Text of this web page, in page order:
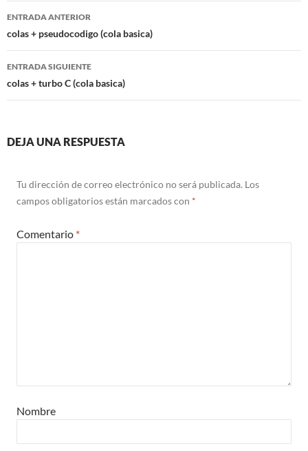
Navegación
de
entradas
ENTRADA ANTERIOR
colas + pseudocodigo (cola basica)
ENTRADA SIGUIENTE
colas + turbo C (cola basica)
DEJA UNA RESPUESTA
Tu dirección de correo electrónico no será publicada. Los
campos obligatorios están marcados con *
Comentario *
Nombre